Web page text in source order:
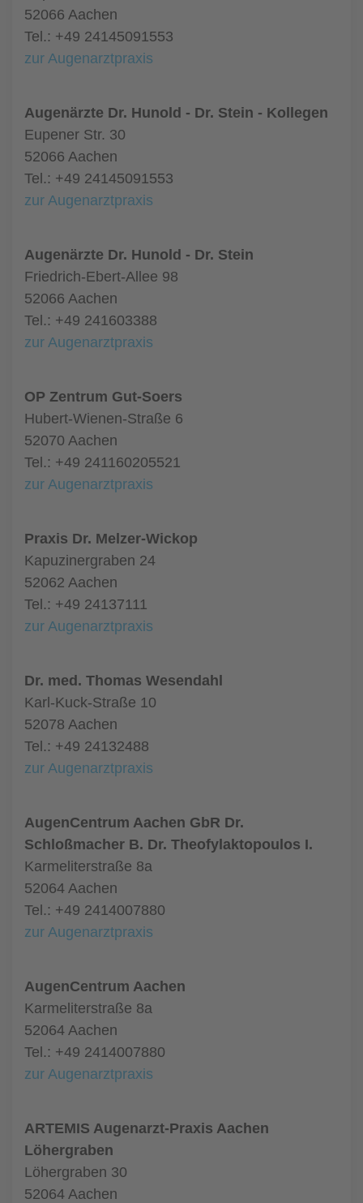
52066 Aachen
Tel.: +49 24145091553
zur Augenarztpraxis
Augenärzte Dr. Hunold - Dr. Stein - Kollegen
Eupener Str. 30
52066 Aachen
Tel.: +49 24145091553
zur Augenarztpraxis
Augenärzte Dr. Hunold - Dr. Stein
Friedrich-Ebert-Allee 98
52066 Aachen
Tel.: +49 241603388
zur Augenarztpraxis
OP Zentrum Gut-Soers
Hubert-Wienen-Straße 6
52070 Aachen
Tel.: +49 241160205521
zur Augenarztpraxis
Praxis Dr. Melzer-Wickop
Kapuzinergraben 24
52062 Aachen
Tel.: +49 24137111
zur Augenarztpraxis
Dr. med. Thomas Wesendahl
Karl-Kuck-Straße 10
52078 Aachen
Tel.: +49 24132488
zur Augenarztpraxis
AugenCentrum Aachen GbR Dr.
Schloßmacher B. Dr. Theofylaktopoulos I.
Karmeliterstraße 8a
52064 Aachen
Tel.: +49 2414007880
zur Augenarztpraxis
AugenCentrum Aachen
Karmeliterstraße 8a
52064 Aachen
Tel.: +49 2414007880
zur Augenarztpraxis
ARTEMIS Augenarzt-Praxis Aachen
Löhergraben
Löhergraben 30
52064 Aachen